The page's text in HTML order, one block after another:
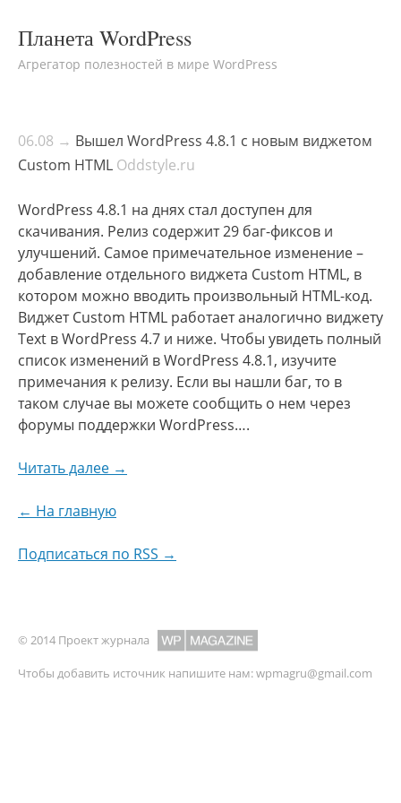
Планета WordPress
Агрегатор полезностей в мире WordPress
06.08 → Вышел WordPress 4.8.1 с новым виджетом
Custom HTML Oddstyle.ru
WordPress 4.8.1 на днях стал доступен для
скачивания. Релиз содержит 29 баг-фиксов и
улучшений. Самое примечательное изменение –
добавление отдельного виджета Custom HTML, в
котором можно вводить произвольный HTML-код.
Виджет Custom HTML работает аналогично виджету
Text в WordPress 4.7 и ниже. Чтобы увидеть полный
список изменений в WordPress 4.8.1, изучите
примечания к релизу. Если вы нашли баг, то в
таком случае вы можете сообщить о нем через
форумы поддержки WordPress….
Читать далее →
← На главную
Подписаться по RSS →
© 2014 Проект журнала
Чтобы добавить источник напишите нам:wpmagru@gmail.com